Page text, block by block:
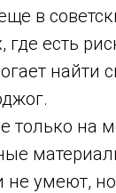
в
есть
только на
не умеют,